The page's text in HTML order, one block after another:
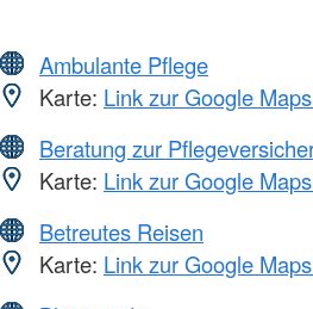
Ambulante Pflege
Karte: Link zur Google
Beratung zur
Karte: Link zur Google
Betreutes Reisen
Karte: Link zur Google